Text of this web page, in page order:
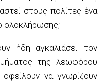
στους πολίτες ένα
ολοκλήρωσης;
ήδη αγκαλιάσει τον
της λεωφόρου
να γνωρίζουν